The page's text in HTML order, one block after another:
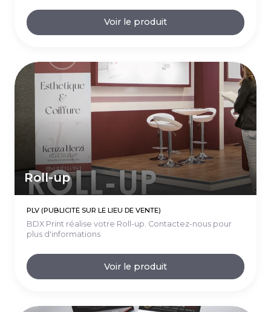
Voir le produit
Roll-up
PLV (PUBLICITÉ SUR LE LIEU DE VENTE)
BDX Print réalise votre Roll-up. Contactez-nous pour
plus d'informations
Voir le produit